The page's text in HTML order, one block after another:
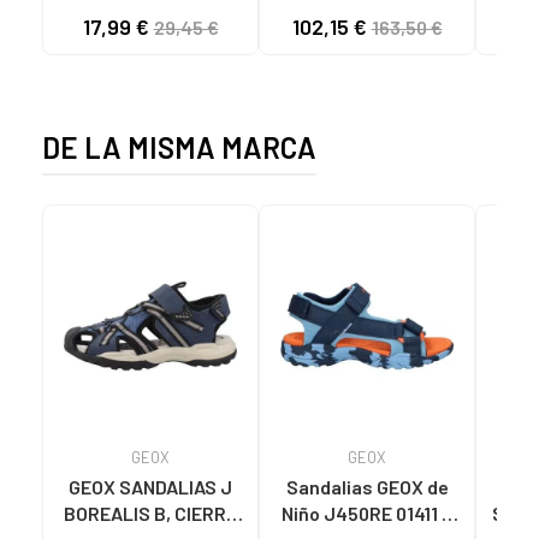
C59785 - - NYLON
17,99 €29,45 €
CHESTNUT
102,15 €163,50 €
DE LA MISMA MARCA
GEOX
GEOX SANDALIAS J
BOREALIS B, CIERRE
GEOX
Sandalias GEOX de
Niño J450RE 01411 J